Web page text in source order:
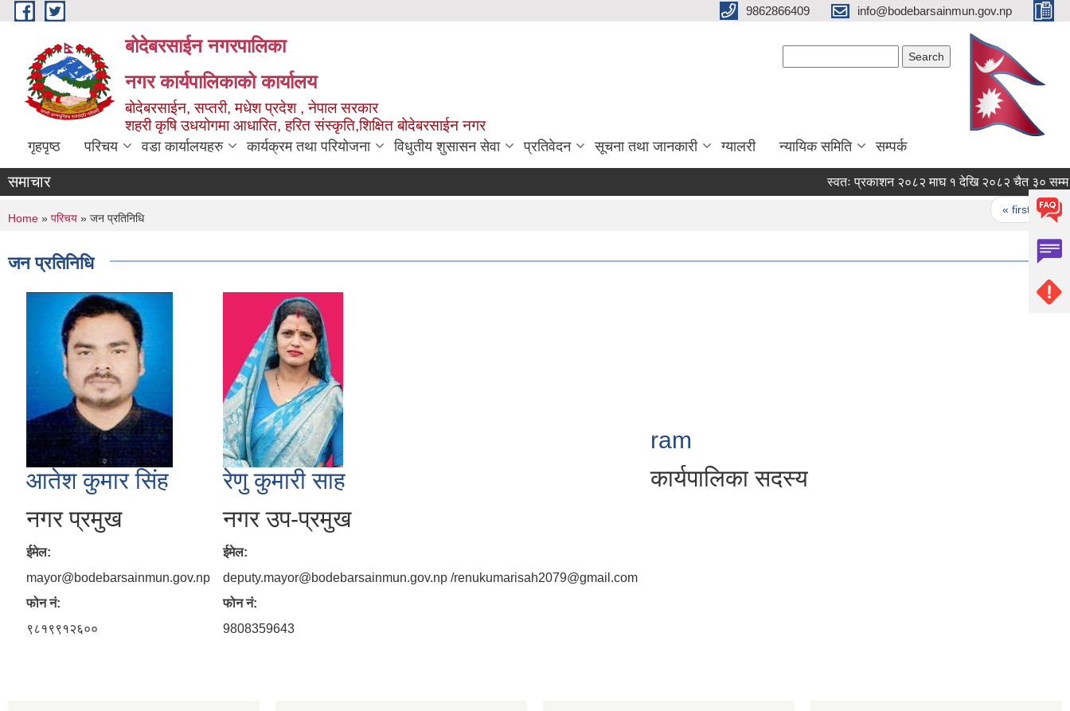
Skip to main content 9862866409 info@bodebarsainmun.gov.np
बोदेबरसाईन नगरपालिका
नगर कार्यपालिकाको कार्यालय
बोदेबरसाईन, सप्तरी, मधेश प्रदेश , नेपाल सरकार
शहरी कृषि उधयोगमा आधारित, हरित संस्कृति,शिक्षित बोदेबरसाईन नगर
गृहपृष्ठ परिचय वडा कार्यालयहरु कार्यक्रम तथा परियोजना विधुतीय शुसासन सेवा प्रतिवेदन सूचना तथा जानकारी ग्यालरी न्यायिक समिति सम्पर्क
समाचार स्वतः प्रकाशन २०८२ माघ १ देखि २०८२ चैत ३० सम्म
« first ‹
You are here
Home » परिचय » जन प्रतिनिधि
जन प्रतिनिधि
आतेश कुमार सिंह
नगर प्रमुख
ईमेल:
mayor@bodebarsainmun.gov.np
फोन नं:
९८१९९१२६००
रेणु कुमारी साह
नगर उप-प्रमुख
ईमेल:
deputy.mayor@bodebarsainmun.gov.np /renukumarisah2079@gmail.com
फोन नं:
9808359643
ram
कार्यपालिका सदस्य